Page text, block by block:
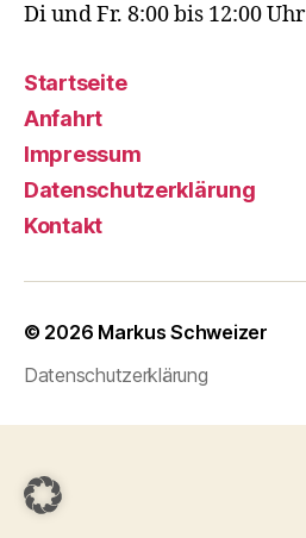
Di und Fr. 8:00 bis 12:00 Uhr
Startseite
Anfahrt
Impressum
Datenschutzerklärung
Kontakt
© 2026 Markus Schweizer
Datenschutzerklärung